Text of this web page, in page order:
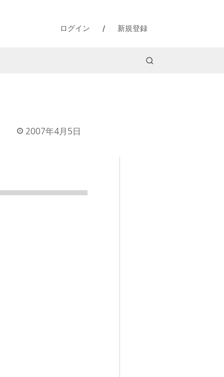
ログイン / 新規登録
2007年4月5日